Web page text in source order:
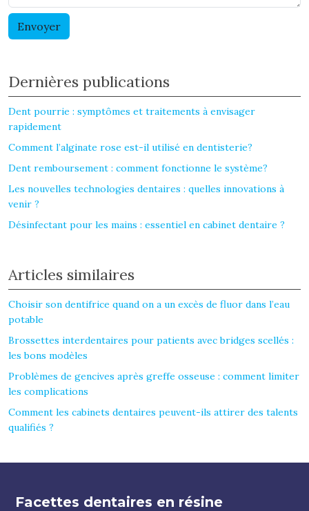
Dernières publications
Dent pourrie : symptômes et traitements à envisager
rapidement
Comment l’alginate rose est-il utilisé en dentisterie?
Dent remboursement : comment fonctionne le système?
Les nouvelles technologies dentaires : quelles innovations à
venir ?
Désinfectant pour les mains : essentiel en cabinet dentaire ?
Articles similaires
Choisir son dentifrice quand on a un excès de fluor dans l’eau
potable
Brossettes interdentaires pour patients avec bridges scellés :
les bons modèles
Problèmes de gencives après greffe osseuse : comment limiter
les complications
Comment les cabinets dentaires peuvent-ils attirer des talents
qualifiés ?
Facettes dentaires en résine